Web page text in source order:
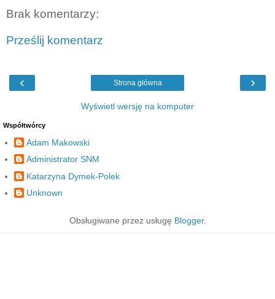
Brak komentarzy:
Prześlij komentarz
‹ ›
Strona główna
Wyświetl wersję na komputer
Współtwórcy
Adam Makowski
Administrator SNM
Katarzyna Dymek-Polek
Unknown
Obsługiwane przez usługę Blogger.